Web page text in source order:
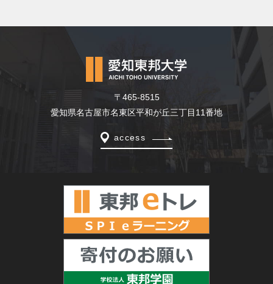
〒465-8515
愛知県名古屋市名東区平和が丘三丁目11番地
access